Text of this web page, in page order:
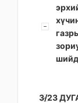
3/23